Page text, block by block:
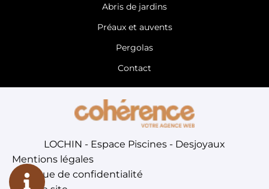
Abris de jardins
Préaux et auvents
Pergolas
Contact
LOCHIN - Espace Piscines - Desjoyaux
Mentions légales
Politique de confidentialité